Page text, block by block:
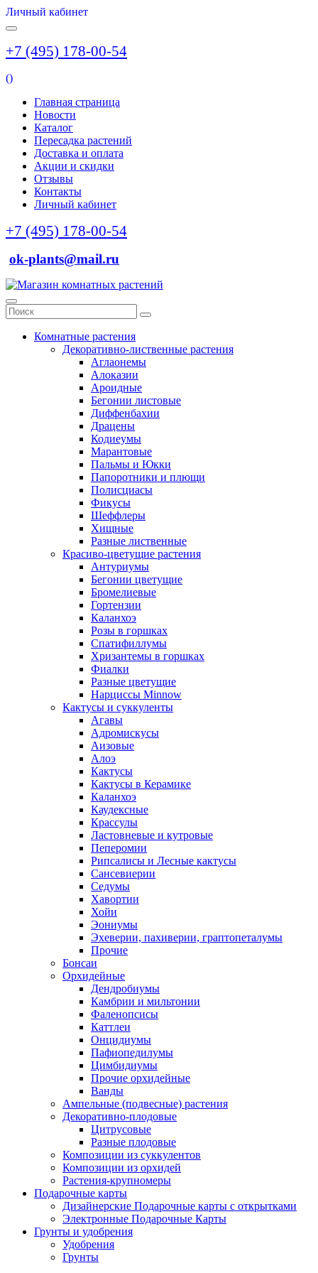
Личный кабинет
+7 (495) 178-00-54
()
Главная страница
Новости
Каталог
Пересадка растений
Доставка и оплата
Акции и скидки
Отзывы
Контакты
Личный кабинет
+7 (495) 178-00-54
ok-plants@mail.ru
Комнатные растения
Декоративно-лиственные растения
Аглаонемы
Алоказии
Ароидные
Бегонии листовые
Диффенбахии
Драцены
Кодиеумы
Марантовые
Пальмы и Юкки
Папоротники и плющи
Полисциасы
Фикусы
Шеффлеры
Хищные
Разные лиственные
Красиво-цветущие растения
Антуриумы
Бегонии цветущие
Бромелиевые
Гортензии
Каланхоэ
Розы в горшках
Спатифиллумы
Хризантемы в горшках
Фиалки
Разные цветущие
Нарциссы Minnow
Кактусы и суккуленты
Агавы
Адромискусы
Аизовые
Алоэ
Кактусы
Кактусы в Керамике
Каланхоэ
Каудексные
Крассулы
Ластовневые и кутровые
Пеперомии
Рипсалисы и Лесные кактусы
Сансевиерии
Седумы
Хавортии
Хойи
Эониумы
Эхеверии, пахиверии, граптопеталумы
Прочие
Бонсаи
Орхидейные
Дендробиумы
Камбрии и мильтонии
Фаленопсисы
Каттлеи
Онцидиумы
Пафиопедилумы
Цимбидиумы
Прочие орхидейные
Ванды
Ампельные (подвесные) растения
Декоративно-плодовые
Цитрусовые
Разные плодовые
Композиции из суккулентов
Композиции из орхидей
Растения-крупномеры
Подарочные карты
Дизайнерские Подарочные карты с открытками
Электронные Подарочные Карты
Грунты и удобрения
Удобрения
Грунты